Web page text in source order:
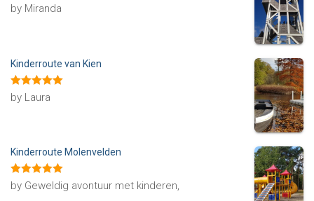
Rated5out
of 5
by Miranda
Kinderroute van Kien
Rated5out
of 5
by Laura
Kinderroute Molenvelden
Rated5out
of 5
by Geweldig avontuur met kinderen,